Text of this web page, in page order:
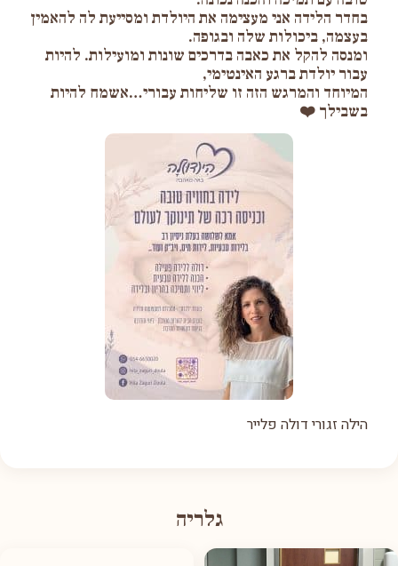
בחדר הלידה אני מעצימה את היולדת ומסייעת לה להאמין
בעצמה, ביכולות שלה ובגופה.
ומנסה להקל את כאבה בדרכים שונות ומועילות. להיות
עבור יולדת ברגע האינטימי,
המיוחד והמרגש הזה זו שליחות עבורי…אשמח להיות
בשבילך ❤️
הילה זגורי דולה פלייר
גלריה